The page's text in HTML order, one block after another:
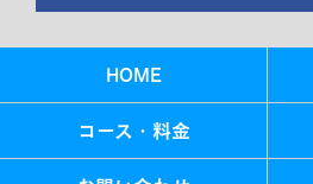
HOME
コース・料金